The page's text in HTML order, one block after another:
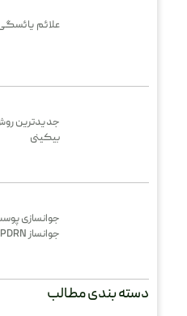
علائم
جدیدترین
بیکینی
جوانسازی
جوانساز PDRN
دسته بندی مطالب